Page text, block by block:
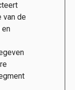
van de
en